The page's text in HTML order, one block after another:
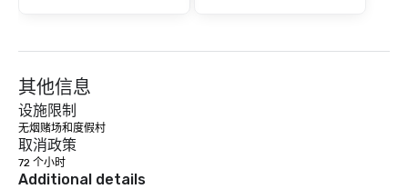
其他信息
设施限制
无烟赌场和度假村
取消政策
72 个小时
Additional details